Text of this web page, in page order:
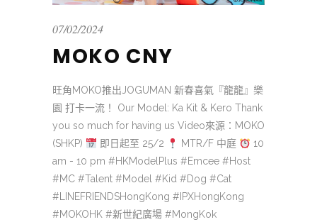
07/02/2024
MOKO CNY
旺角MOKO推出JOGUMAN 新春喜氣『龍龍』樂
園 打卡一流！ Our Model: Ka Kit & Kero Thank
you so much for having us Video來源：MOKO
(SHKP)
即日起至 25/2 MTR/F 中庭
10
am - 10 pm #HKModelPlus #Emcee #Host
#MC #Talent #Model #Kid #Dog #Cat
#LINEFRIENDSHongKong #IPXHongKong
#MOKOHK #新世紀廣場 #MongKok